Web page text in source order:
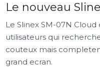
Le nouveau
Le Slinex SM-07N
utilisateurs qui
couteux mais
grand ecran.